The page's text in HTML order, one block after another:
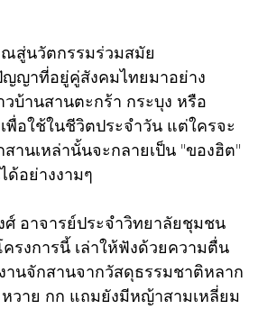
สู่นวัตกรรมร่วมสมัย
ญญาที่อยู่คู่สังคมไทยมาอย่าง
บ้านสานตะกร้า กระบุง หรือ
พื่อใช้ในชีวิตประจำวัน แต่ใครจะ
านเหล่านั้นจะกลายเป็น "ของฮิต"
ด้อย่างงามๆ
ศ์ อาจารย์ประจำวิทยาลัยชุมชน
รงการนี้ เล่าให้ฟังด้วยความตื่น
านจักสานจากวัสดุธรรมชาติหลาก
วาย กก แถมยังมีหญ้าสามเหลี่ยม